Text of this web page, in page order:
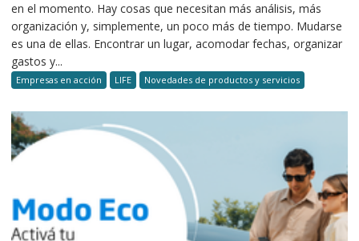
en el momento. Hay cosas que necesitan más análisis, más
organización y, simplemente, un poco más de tiempo. Mudarse
es una de ellas. Encontrar un lugar, acomodar fechas, organizar
gastos y...
Empresas en acción LIFE Novedades de productos y servicios